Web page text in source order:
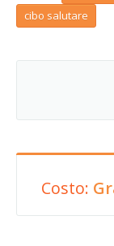
cibo salutare
Costo: